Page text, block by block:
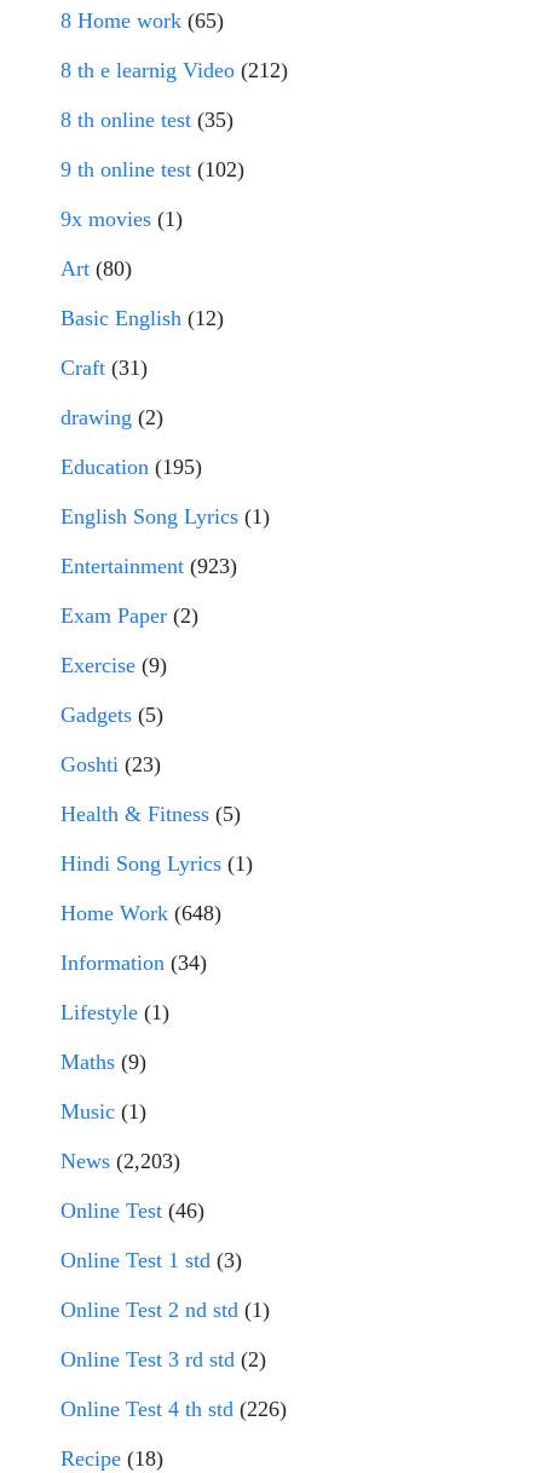
8 Home work (65)
8 th e learnig Video (212)
8 th online test (35)
9 th online test (102)
9x movies (1)
Art (80)
Basic English (12)
Craft (31)
drawing (2)
Education (195)
English Song Lyrics (1)
Entertainment (923)
Exam Paper (2)
Exercise (9)
Gadgets (5)
Goshti (23)
Health & Fitness (5)
Hindi Song Lyrics (1)
Home Work (648)
Information (34)
Lifestyle (1)
Maths (9)
Music (1)
News (2,203)
Online Test (46)
Online Test 1 std (3)
Online Test 2 nd std (1)
Online Test 3 rd std (2)
Online Test 4 th std (226)
Recipe (18)